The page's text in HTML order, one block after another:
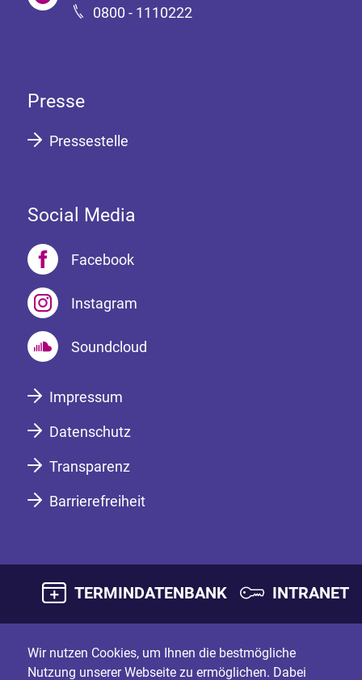
0800 - 1110222
Presse
Pressestelle
Social Media
Facebook
Instagram
Soundcloud
Impressum
Datenschutz
Transparenz
Barrierefreiheit
TERMINDATENBANK INTRANET
Wir nutzen Cookies, um Ihnen die bestmögliche
Nutzung unserer Webseite zu ermöglichen. Dabei